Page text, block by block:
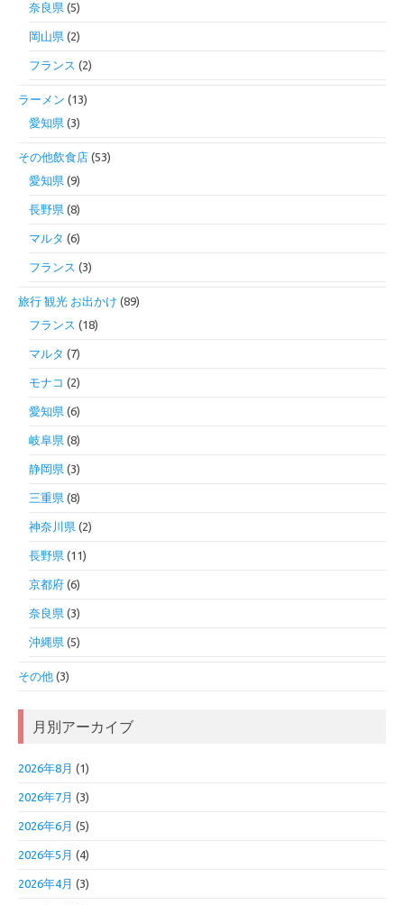
奈良県 (5)
岡山県 (2)
フランス (2)
ラーメン (13)
愛知県 (3)
その他飲食店 (53)
愛知県 (9)
長野県 (8)
マルタ (6)
フランス (3)
旅行 観光 お出かけ (89)
フランス (18)
マルタ (7)
モナコ (2)
愛知県 (6)
岐阜県 (8)
静岡県 (3)
三重県 (8)
神奈川県 (2)
長野県 (11)
京都府 (6)
奈良県 (3)
沖縄県 (5)
その他 (3)
月別アーカイブ
2026年8月 (1)
2026年7月 (3)
2026年6月 (5)
2026年5月 (4)
2026年4月 (3)